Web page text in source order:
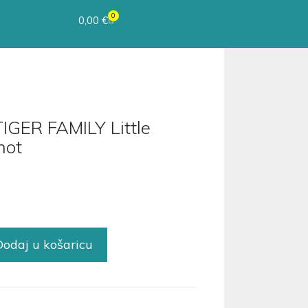
0,00€ 0
FAMILY Little
u košaricu